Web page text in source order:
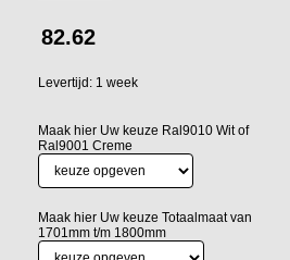
82.62
Levertijd: 1 week
Maak hier Uw keuze Ral9010 Wit of
Ral9001 Creme
Maak hier Uw keuze Totaalmaat van
1701mm t/m 1800mm